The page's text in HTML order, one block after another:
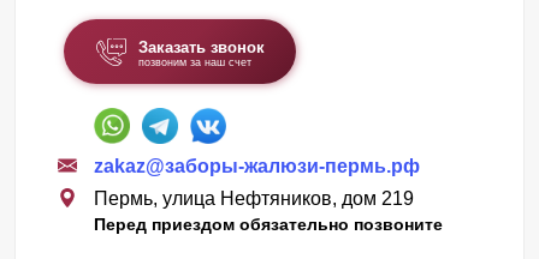
Заказать звонок
позвоним за наш счет
zakaz@заборы-жалюзи-пермь.рф
Пермь, улица Нефтяников, дом 219
Перед приездом обязательно позвоните